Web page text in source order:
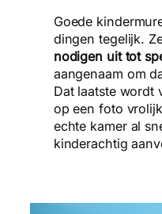
Goede
dingen tegelijk.
nodigen uit tot
aangenaam om
Dat laatste wordt
op een foto
echte kamer al
kinderachtig